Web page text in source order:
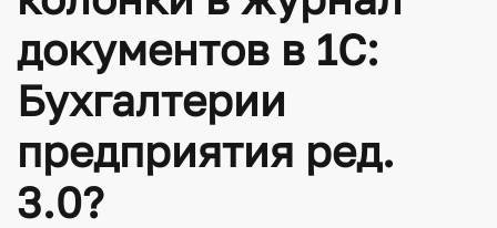
документов в 1С:
Бухгалтерии
предприятия ред.
3.0?